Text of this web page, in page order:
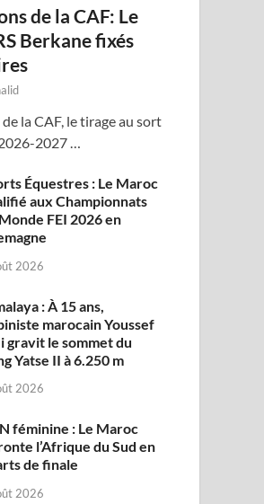
de la CAF: Le
Berkane fixés
la CAF, le tirage au sort
2027 …
Équestres : Le Maroc
aux Championnats
FEI 2026 en
2026
: À 15 ans,
marocain Youssef
gravit le sommet du
Yatse II à 6.250 m
2026
féminine : Le Maroc
l’Afrique du Sud en
de finale
2026